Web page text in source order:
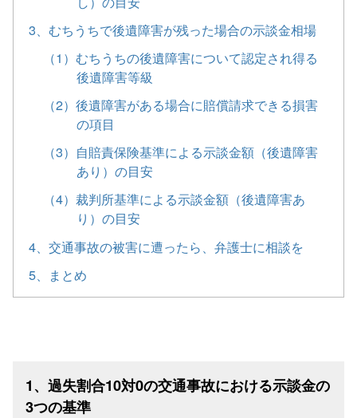
3、むちうちで後遺障害が残った場合の示談金相場
（1）むちうちの後遺障害について認定され得る
後遺障害等級
（2）後遺障害がある場合に賠償請求できる損害
の項目
（3）自賠責保険基準による示談金額（後遺障害
あり）の目安
（4）裁判所基準による示談金額（後遺障害あ
り）の目安
4、交通事故の被害に遭ったら、弁護士に相談を
5、まとめ
1、過失割合10対0の交通事故における示談金の
3つの基準